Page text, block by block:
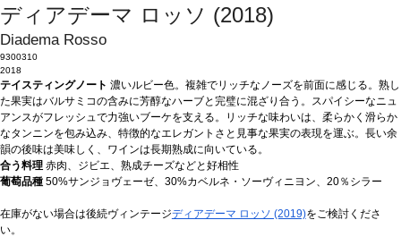
ディアデーマ ロッソ (2018)
Diadema Rosso
9300310
2018
テイスティングノート 濃いルビー色。複雑でリッチなノーズを前面に感じる。熟し
た果実はバルサミコの含みに芳醇なハーブと完璧に混ざり合う。スパイシーなニュ
アンスがフレッシュで力強いブーケを支える。リッチな味わいは、柔らかく滑らか
なタンニンを包み込み、特徴的なエレガントさと見事な果実の表現を運ぶ。長い余
韻の後味は美味しく、ワインは長期熟成に向いている。
合う料理 赤肉、ジビエ、熟成チーズなどと好相性
葡萄品種 50%サンジョヴェーゼ、30%カベルネ・ソーヴィニヨン、20％シラー
在庫がない場合は後続ヴィンテージディアデーマ ロッソ (2019)をご検討くださ
い。